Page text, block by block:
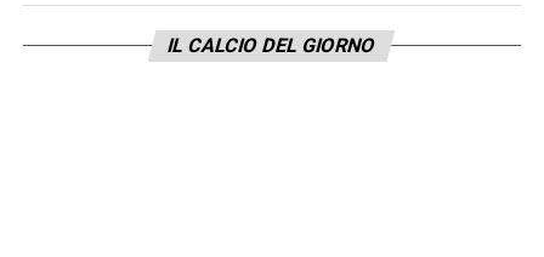
incredibile. L’Italia mi chiamò prima del
Mondiale in Brasile ma non c’erano i
IL CALCIO DEL GIORNO